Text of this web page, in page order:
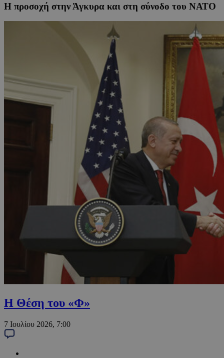
Η προσοχή στην Άγκυρα και στη σύνοδο του ΝΑΤΟ
Η Θέση του «Φ»
7 Ιουλίου 2026, 7:00